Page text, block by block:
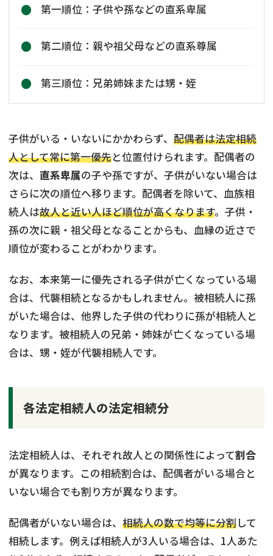
第一順位：子供や孫などの直系卑属
第二順位：親や祖父母などの直系尊属
第三順位：兄弟姉妹または甥・姪
子供がいる・いないにかかわらず、 配偶者は法定相続
人として常に第一優先と位置付けられます。配偶者の
次は、 直系卑属の子や孫ですが、子供がいない場合は
さらに次の順位へ移ります。配偶者を除いて、血族相
続人は故人と近い人ほど順位が高くなります。子供・
孫の次に親・祖父母となることからも、血縁の近さで
順位が変わることがわかります。
なお、本来第一に優先される子供が亡くなっている場
合は、代襲相続となるかもしれません。被相続人に孫
がいた場合は、他界した子供の代わりに孫が相続人と
なります。被相続人の兄弟・姉妹が亡くなっている場
合は、甥・姪が代襲相続人です。
各法定相続人の法定相続分
法定相続人は、それぞれ故人との関係性によって割合
が異なります。この相続割合は、配偶者がいる場合と
いない場合でも割り方が異なります。
配偶者がいない場合は、 相続人の数で均等に分割して
相続します。例えば相続人が3人いる場合は、1人あた